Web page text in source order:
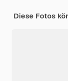
Diese Fotos